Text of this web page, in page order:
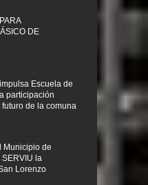
DE
Escuela de
participación
de la comuna
Municipio de
la
Lorenzo